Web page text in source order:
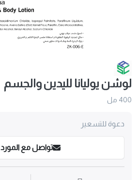
لوشن يوليانا لليدين والجسم
400 مل
دعوة للتسعير
تواصل مع المورد